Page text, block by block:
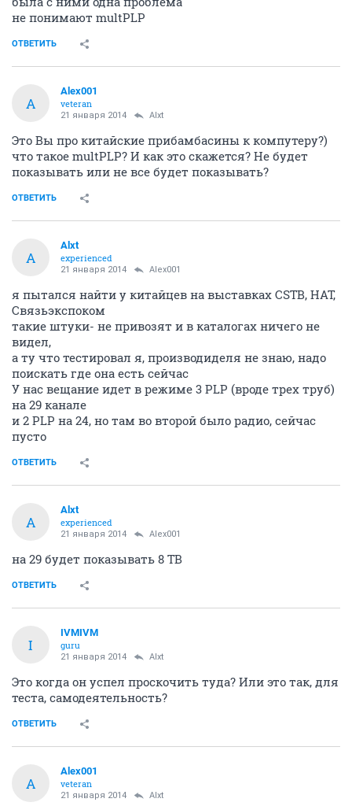
не понимают multPLP
ОТВЕТИТЬ
A
Alex001
veteran
21 января 2014 Alxt
Это Вы про китайские прибамбасины к компутеру?)
что такое multPLP? И как это скажется? Не будет
показывать или не все будет показывать?
ОТВЕТИТЬ
A
Alxt
experienced
21 января 2014 Alex001
я пытался найти у китайцев на выставках CSTB, НАТ,
Связьэкспоком
такие штуки- не привозят и в каталогах ничего не
видел,
а ту что тестировал я, производиделя не знаю, надо
поискать где она есть сейчас
У нас вещание идет в режиме 3 PLP (вроде трех труб)
на 29 канале
и 2 PLP на 24, но там во второй было радио, сейчас
пусто
ОТВЕТИТЬ
A
Alxt
experienced
21 января 2014 Alex001
на 29 будет показывать 8 ТВ
ОТВЕТИТЬ
I
IVMIVM
guru
21 января 2014 Alxt
Это когда он успел проскочить туда? Или это так, для
теста, самодеятельность?
ОТВЕТИТЬ
A
Alex001
veteran
21 января 2014 Alxt